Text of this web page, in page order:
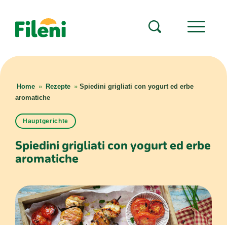
Home » Rezepte » Spiedini grigliati con yogurt ed erbe
aromatiche
Hauptgerichte
Spiedini grigliati con yogurt ed erbe
aromatiche